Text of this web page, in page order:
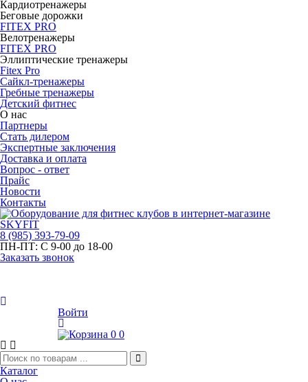
Кардиотренажеры
Беговые дорожки
FITEX PRO
Велотренажеры
FITEX PRO
Эллиптические тренажеры
Fitex Pro
Сайкл-тренажеры
Гребные тренажеры
Детский фитнес
О нас
Партнеры
Стать дилером
Экспертные заключения
Доставка и оплата
Вопрос - ответ
Прайс
Новости
Контакты
8 (985) 393-79-09
ПН-ПТ: С 9-00 до 18-00
Заказать звонок
Войти
0 0
Каталог